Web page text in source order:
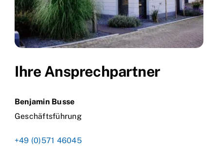
Ihre Ansprechpartner
Benjamin Busse
Geschäftsführung
+49 (0)571 46045